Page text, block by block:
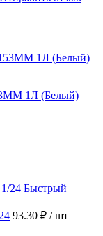
1Л (Белый)
Быстрый
93.30 ₽ / шт